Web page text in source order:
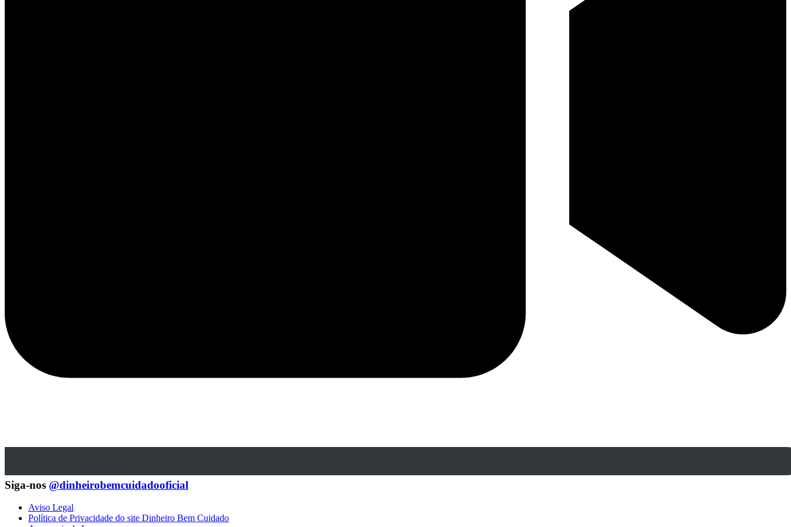
Siga-nos @dinheirobemcuidadooficial
Aviso Legal
Política de Privacidade do site Dinheiro Bem Cuidado